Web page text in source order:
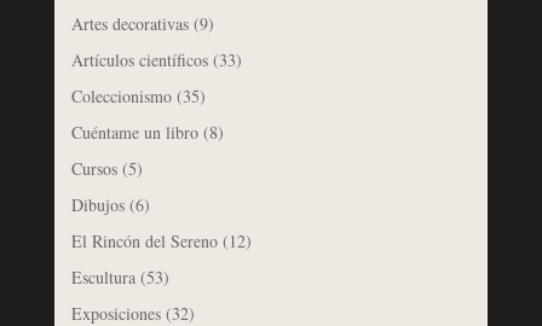
Artes decorativas(9)
Artículos científicos(33)
Coleccionismo(35)
Cuéntame un libro(8)
Cursos(5)
Dibujos(6)
El Rincón del Sereno(12)
Escultura(53)
Exposiciones(32)